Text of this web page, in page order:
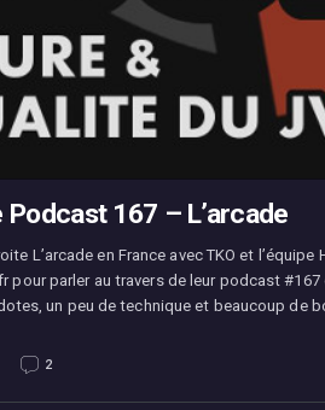
167 – L’arcade
L’arcade en France avec TKO et l’équipe
parler au travers de leur podcast #167
un peu de technique et beaucoup de
2